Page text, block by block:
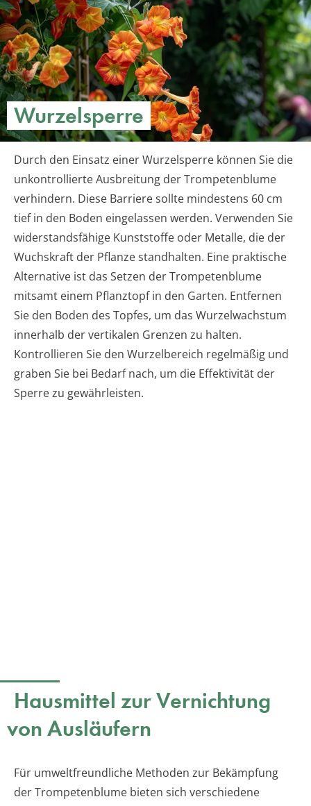
Wurzelsperre
Durch den Einsatz einer Wurzelsperre können Sie die
unkontrollierte Ausbreitung der Trompetenblume
verhindern. Diese Barriere sollte mindestens 60 cm
tief in den Boden eingelassen werden. Verwenden Sie
widerstandsfähige Kunststoffe oder Metalle, die der
Wuchskraft der Pflanze standhalten. Eine praktische
Alternative ist das Setzen der Trompetenblume
mitsamt einem Pflanztopf in den Garten. Entfernen
Sie den Boden des Topfes, um das Wurzelwachstum
innerhalb der vertikalen Grenzen zu halten.
Kontrollieren Sie den Wurzelbereich regelmäßig und
graben Sie bei Bedarf nach, um die Effektivität der
Sperre zu gewährleisten.
Hausmittel zur Vernichtung
von Ausläufern
Für umweltfreundliche Methoden zur Bekämpfung
der Trompetenblume bieten sich verschiedene